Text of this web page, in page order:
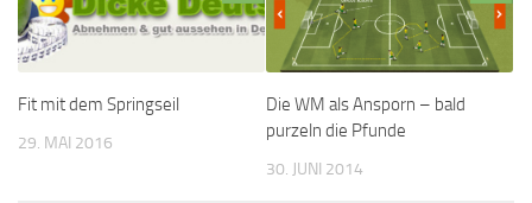
Fit mit dem Springseil
29. MAI 2016
Die WM als Ansporn – bald
purzeln die Pfunde
30. JUNI 2014